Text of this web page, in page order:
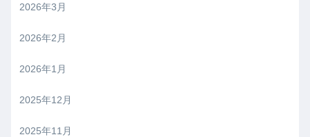
2026年3月
2026年2月
2026年1月
2025年12月
2025年11月